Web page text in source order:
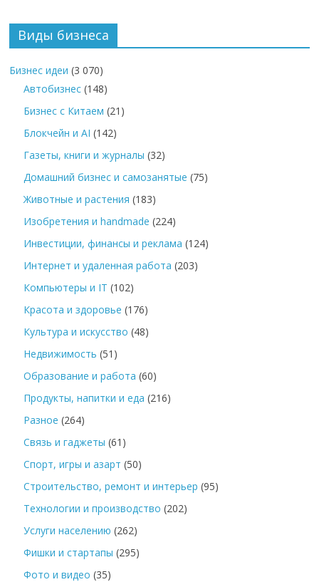
Виды бизнеса
Бизнес идеи (3 070)
Автобизнес (148)
Бизнес с Китаем (21)
Блокчейн и AI (142)
Газеты, книги и журналы (32)
Домашний бизнес и самозанятые (75)
Животные и растения (183)
Изобретения и handmade (224)
Инвестиции, финансы и реклама (124)
Интернет и удаленная работа (203)
Компьютеры и IT (102)
Красота и здоровье (176)
Культура и искусство (48)
Недвижимость (51)
Образование и работа (60)
Продукты, напитки и еда (216)
Разное (264)
Связь и гаджеты (61)
Спорт, игры и азарт (50)
Строительство, ремонт и интерьер (95)
Технологии и производство (202)
Услуги населению (262)
Фишки и стартапы (295)
Фото и видео (35)